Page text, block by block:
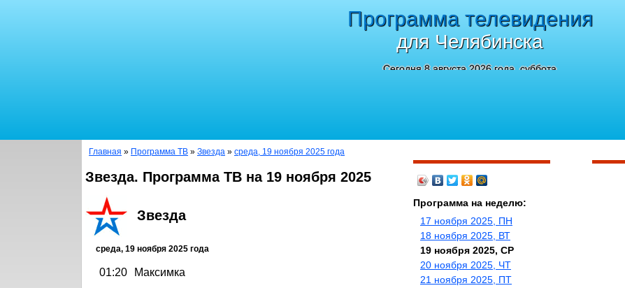
Программа телевидения
для Челябинска
Сегодня 8 августа 2026 года, суббота
Главная » Программа ТВ » Звезда » среда, 19 ноября 2025 года
Звезда. Программа ТВ на 19 ноября 2025
Звезда
среда, 19 ноября 2025 года
01:20
Максимка
Программа на неделю:
17 ноября 2025, ПН
18 ноября 2025, ВТ
19 ноября 2025, СР
20 ноября 2025, ЧТ
21 ноября 2025, ПТ